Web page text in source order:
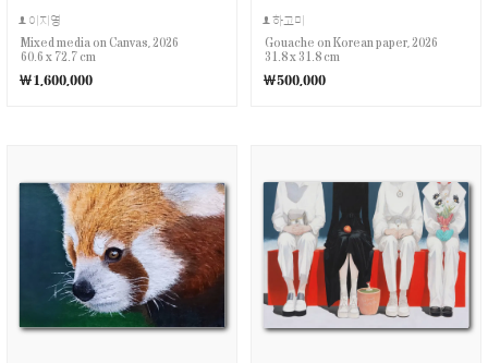
이지영
Mixed media on Canvas, 2026
60.6 x 72.7 cm
￦1,600,000
하고미
Gouache on Korean paper, 2026
31.8 x 31.8 cm
￦500,000